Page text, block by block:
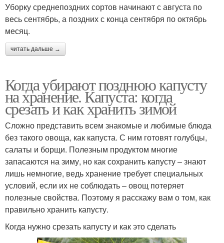
Уборку среднепоздних сортов начинают с августа по
весь сентябрь, а поздних с конца сентября по октябрь
месяц.
читать дальше →
Когда убирают позднюю капусту
на хранение. Капуста: когда
срезать и как хранить зимой
Сложно представить всем знакомые и любимые блюда
без такого овоща, как капуста. С ним готовят голубцы,
салаты и борщи. Полезным продуктом многие
запасаются на зиму, но как сохранить капусту – знают
лишь немногие, ведь хранение требует специальных
условий, если их не соблюдать – овощ потеряет
полезные свойства. Поэтому я расскажу вам о том, как
правильно хранить капусту.
Когда нужно срезать капусту и как это сделать